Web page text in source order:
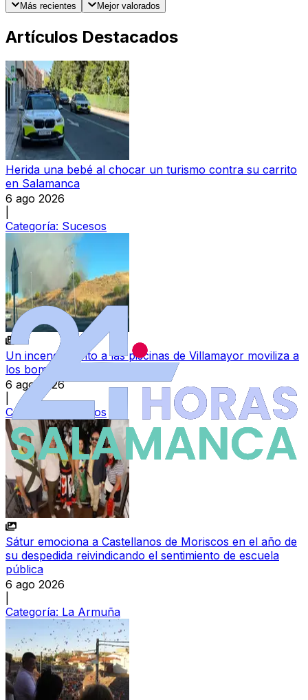
Más recientes
Mejor valorados
Artículos Destacados
Herida una bebé al chocar un turismo contra su carrito
en Salamanca
6 ago 2026
Categoría: Sucesos
Un incendio junto a las piscinas de Villamayor moviliza a
los bomberos
6 ago 2026
Categoría:
Sucesos
Sátur emociona a Castellanos de Moriscos en el año de
su despedida reivindicando el sentimiento de escuela
pública
6 ago 2026
Categoría: La Armuña